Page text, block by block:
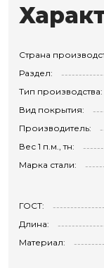
Страна
Раздел:
Тип производства:
Вид покрытия:
Производитель:
Вес 1 п.м., тн:
Марка стали:
ГОСТ:
Длина:
Материал: